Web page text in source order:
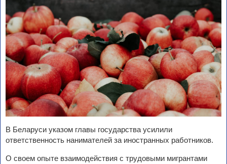
В Беларуси указом главы государства усилили
ответственность нанимателей за иностранных работников.
О своем опыте взаимодействия с трудовыми мигрантами